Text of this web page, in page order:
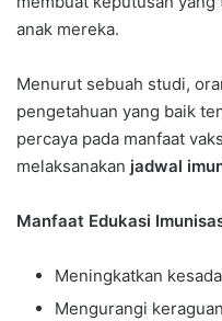
anak mereka.
Menurut sebuah studi,
pengetahuan yang baik
percaya pada manfaat
melaksanakan jadwal
Manfaat Edukasi
Meningkatkan
Mengurangi